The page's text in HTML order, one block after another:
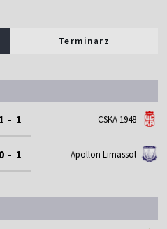
Terminarz
1 - 1 CSKA 1948
0 - 1 Apollon Limassol